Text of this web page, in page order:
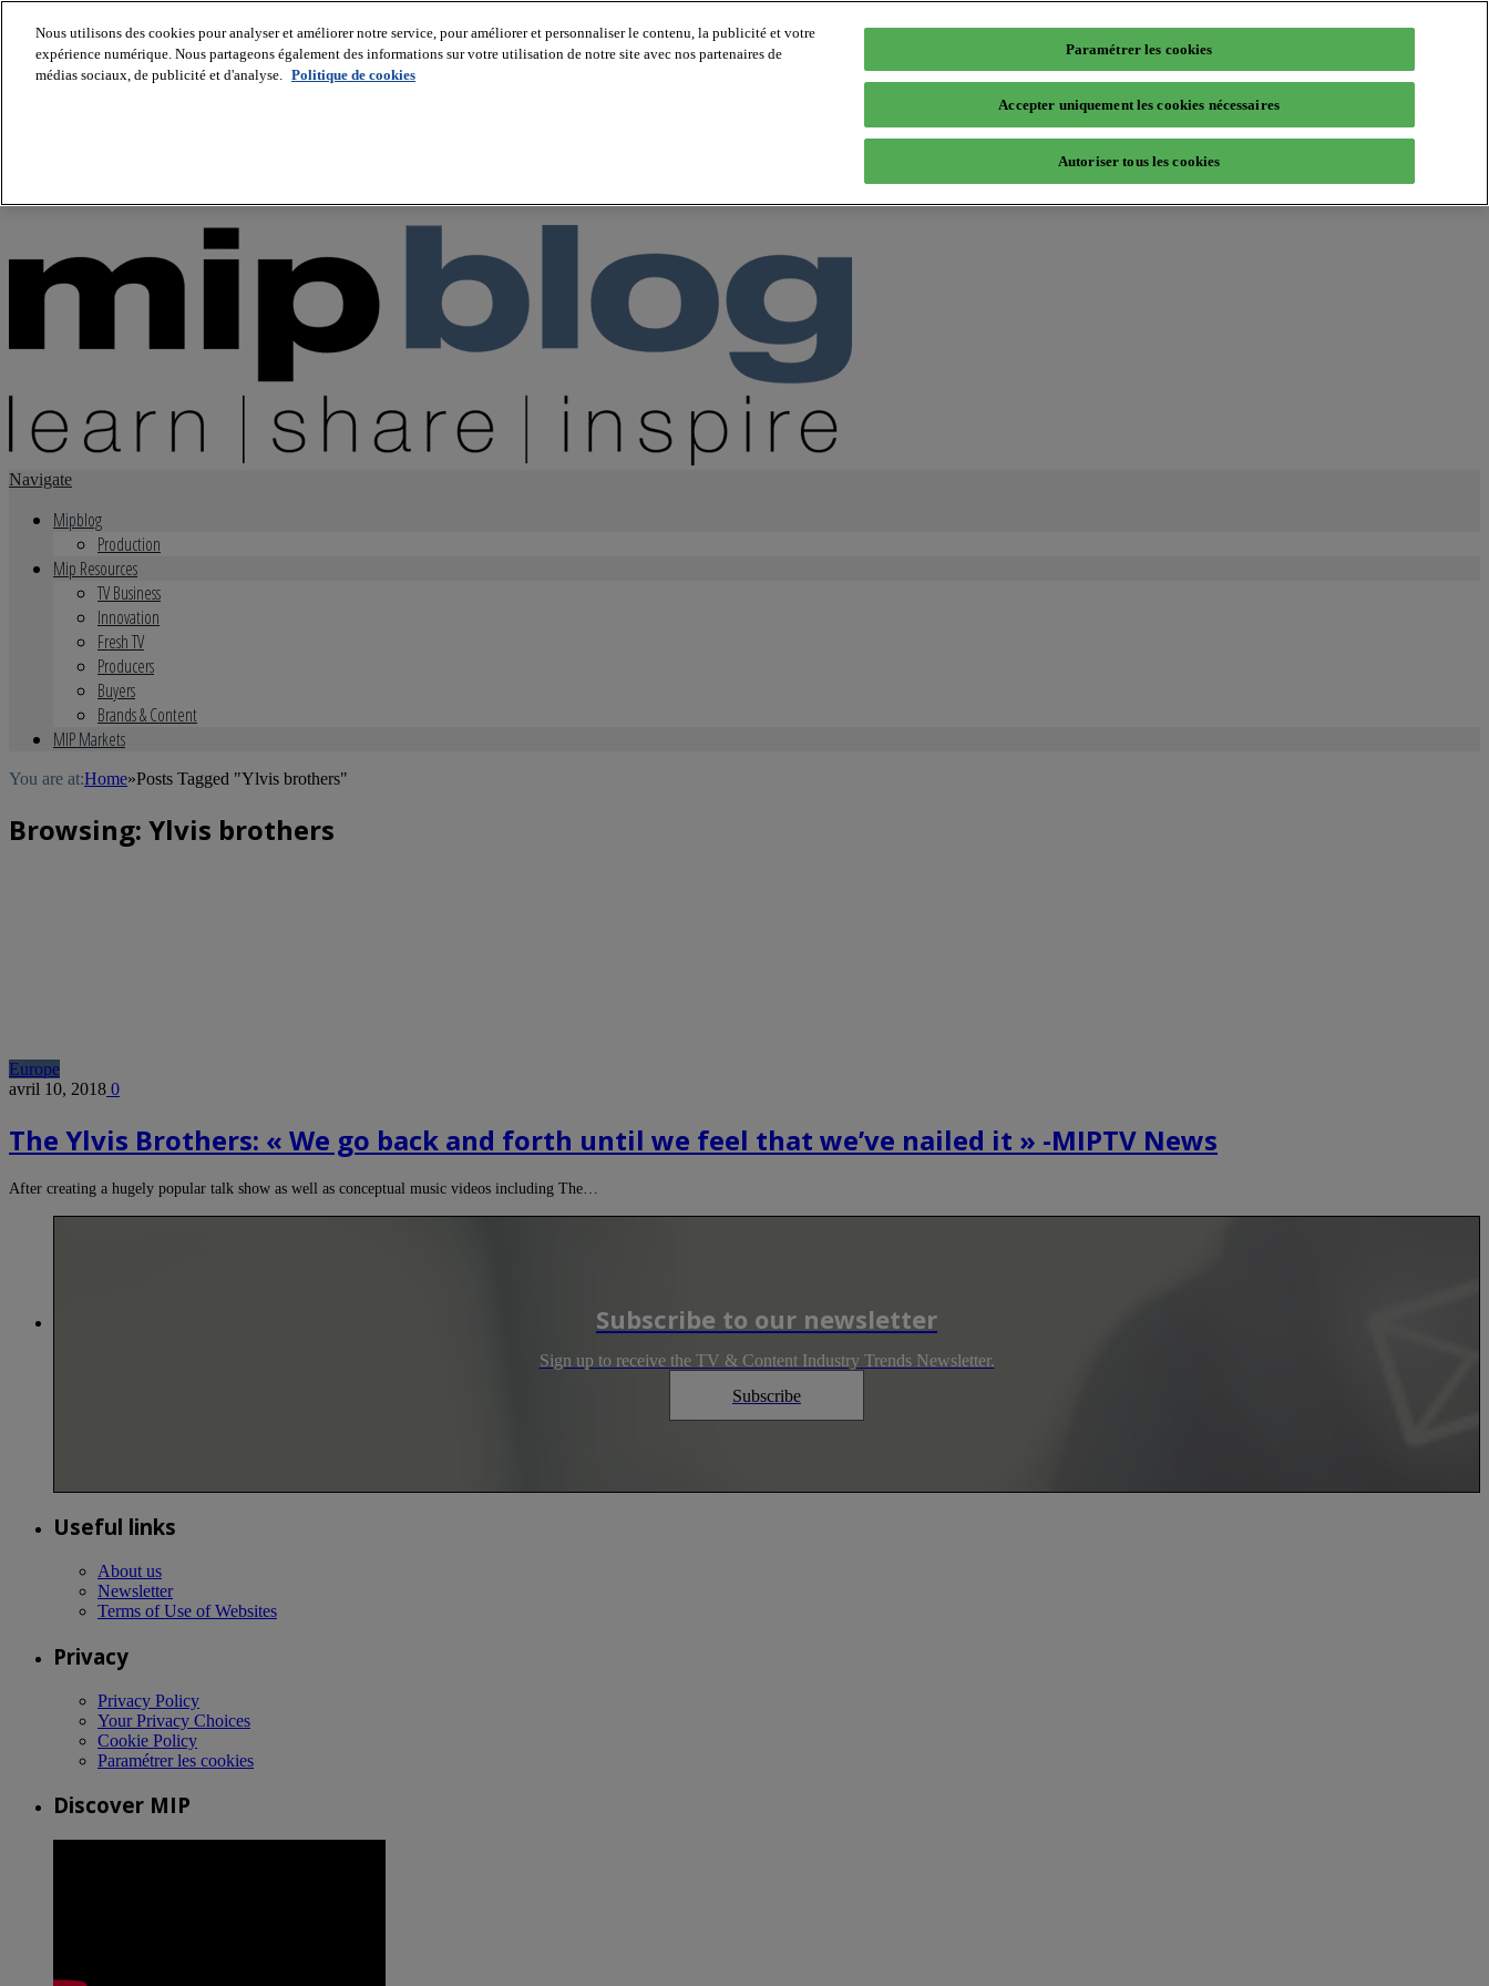
About us
Navigate
Mipblog
Production
Mip Resources
TV Business
Innovation
Fresh TV
Producers
Buyers
Brands & Content
MIP Markets
You are at:Home»Posts Tagged "Ylvis brothers"
Browsing: Ylvis brothers
Europe
avril 10, 2018 0
The Ylvis Brothers: « We go back and forth until we feel that we’ve nailed it » -MIPTV News
After creating a hugely popular talk show as well as conceptual music videos including The…
Subscribe to our newsletter
Sign up to receive the TV & Content Industry Trends Newsletter.
Subscribe
Useful links
About us
Newsletter
Terms of Use of Websites
Privacy
Privacy Policy
Your Privacy Choices
Cookie Policy
Paramétrer les cookies
Discover MIP
Nous utilisons des cookies pour analyser et améliorer notre service, pour améliorer et personnaliser le contenu, la publicité et votre
expérience numérique. Nous partageons également des informations sur votre utilisation de notre site avec nos partenaires de
médias sociaux, de publicité et d'analyse. Politique de cookies
Paramétrer les cookies
Accepter uniquement les cookies nécessaires
Autoriser tous les cookies